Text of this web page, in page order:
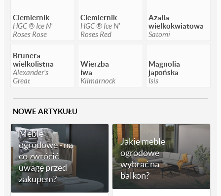
Ciemiernik
HGC ® Ice N'
Roses Rose
Ciemiernik
HGC ® Ice N'
Roses Red
Azalia
wielkokwiatowa
Satomi
Brunera
wielkolistna
Alexander's
Great
Wierzba
iwa
Kilmarnock
Magnolia
japońska
Isis
NOWE ARTYKUŁU
Meble
ogrodowe - na
co zwrócić
uwagę przed
zakupem?
Jakie meble
ogrodowe
wybrać na
balkon?